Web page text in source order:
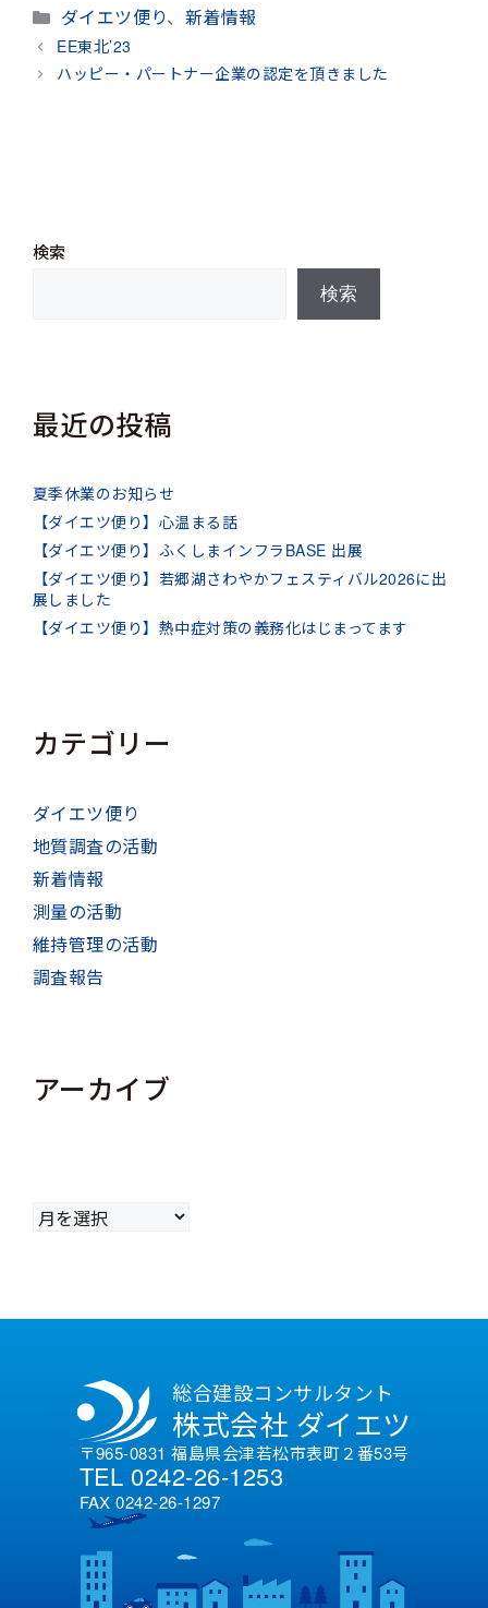
カ
テ
ゴ
ダイエツ便り、 新着情報
EE東北’23
ハッピー・パートナー企業の認定を頂きました
検索
検索
最近の投稿
夏季休業のお知らせ
【ダイエツ便り】心温まる話
【ダイエツ便り】ふくしまインフラBASE 出展
【ダイエツ便り】若郷湖さわやかフェスティバル2026に出
展しました
【ダイエツ便り】熱中症対策の義務化はじまってます
カテゴリー
ダイエツ便り
地質調査の活動
新着情報
測量の活動
維持管理の活動
調査報告
アーカイブ
ア
ー
総合建設コンサルタント
株式会社 ダイエツ
〒965-0831 福島県会津若松市表町２番53号
TEL 0242-26-1253
FAX 0242-26-1297